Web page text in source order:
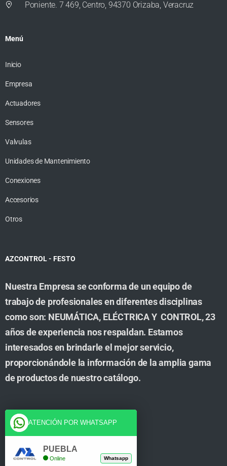
Poniente. 7 469, Centro, 94370 Orizaba, Veracruz
Menú
Inicio
Empresa
Actuadores
Sensores
Valvulas
Unidades de Mantenimiento
Conexiones
Accesorios
Otros
AZCONTROL - FESTO
Nuestra Empresa se conforma de un equipo de
trabajo de profesionales en diferentes disciplinas
como son: NEUMÁTICA, ELÉCTRICA Y CONTROL, 23
años de experiencia nos respaldan. Estamos
interesados en brindarle el mejor servicio,
proporcionándole la información de la amplia gama
de productos de nuestro catálogo.
Cuenta
Tienda
ATENCIÓN POR WHATSAPP
PUEBLA
Online Whatsapp